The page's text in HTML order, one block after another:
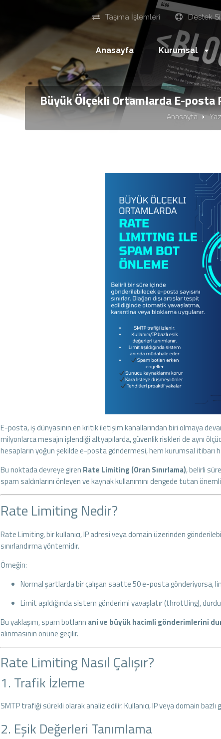
Destek
Taşıma İşlemleri
Anasayfa Kurumsal
Büyük Ölçekli Ortamlarda E-
Anasayfa
E-posta, iş dünyasının en kritik iletişim kanallarından biri olmaya
milyonlarca mesajın işlendiği altyapılarda, güvenlik riskleri de aynı
hesapların yoğun şekilde e-posta göndermesi, hem kurumsal itibarı
Bu noktada devreye giren Rate Limiting (Oran Sınırlama), belirli
spam saldırılarını önleyen ve kaynak kullanımını dengede tutan
Rate Limiting Nedir?
Rate Limiting, bir kullanıcı, IP adresi veya domain üzerinden
sınırlandırma yöntemidir.
Örneğin:
Normal şartlarda bir çalışan saatte 50 e-posta gönderiyorsa,
Limit aşıldığında sistem gönderimi yavaşlatır (throttling),
Bu yaklaşım, spam botların ani ve büyük hacimli gönderimlerini
alınmasının önüne geçilir.
Rate Limiting Nasıl Çalışır?
1. Trafik İzleme
SMTP trafiği sürekli olarak analiz edilir. Kullanıcı, IP veya domain
2. Eşik Değerleri Tanımlama